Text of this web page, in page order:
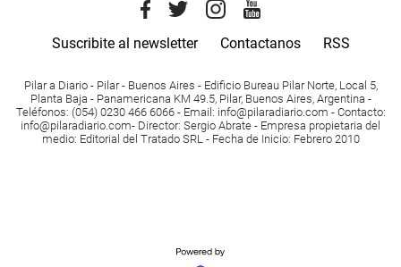
Suscribite al newsletter Contactanos RSS
Pilar a Diario - Pilar - Buenos Aires - Edificio Bureau Pilar Norte, Local 5,
Planta Baja - Panamericana KM 49.5, Pilar, Buenos Aires, Argentina -
Teléfonos: (054) 0230 466 6066 - Email : info@pilaradiario.com - Contacto:
info@pilaradiario.com- Director: Sergio Abrate - Empresa propietaria del
medio: Editorial del Tratado SRL - Fecha de Inicio: Febrero 2010